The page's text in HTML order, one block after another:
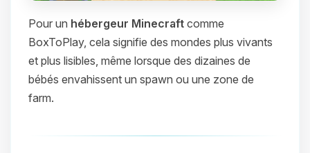
Pour un hébergeur Minecraft comme
BoxToPlay, cela signifie des mondes plus vivants
et plus lisibles, même lorsque des dizaines de
bébés envahissent un spawn ou une zone de
farm.